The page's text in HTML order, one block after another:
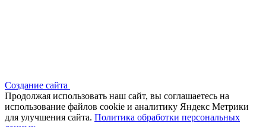
Создание сайта
Продолжая использовать наш сайт, вы соглашаетесь на
использование файлов сооkіе и аналитику Яндекс Метрики
для улучшения сайта. Политика обработки персональных